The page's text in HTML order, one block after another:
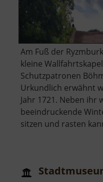
Am Fuß der
kleine
Schutzpatronen
Urkundlich erwähnt
Jahr 1721. Neben ihr
beeindruckende
sitzen und rasten